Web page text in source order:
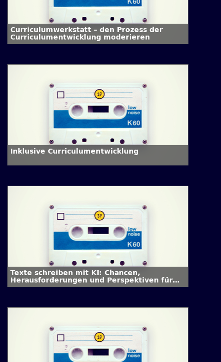
Curriculumwerkstatt – den Prozess der
Curriculumentwicklung moderieren
Inklusive Curriculumentwicklung
Texte schreiben mit KI: Chancen,
Herausforderungen und Perspektiven für
die Hochschullehre